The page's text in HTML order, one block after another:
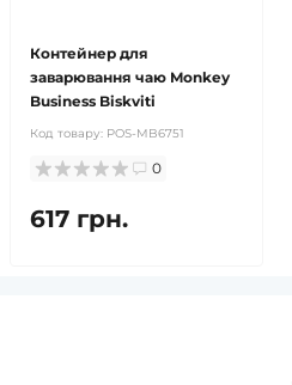
Контейнер для
заварювання чаю Monkey
Business Biskviti
Код товару: POS-MB6751
0
617 грн.